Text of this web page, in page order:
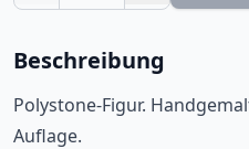
Beschreibung
Polystone-Figur.
Auflage.